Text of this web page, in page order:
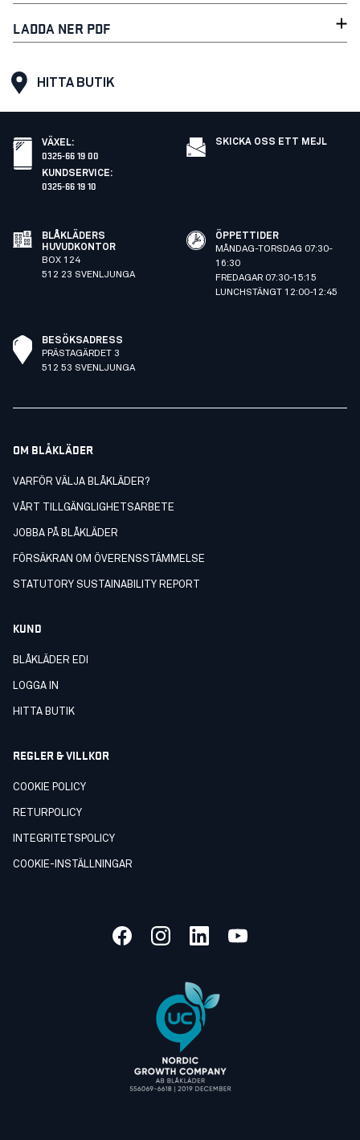
LADDA NER PDF
HITTA BUTIK
VÄXEL:
0325-66 19 00
KUNDSERVICE:
0325-66 19 10
SKICKA OSS ETT MEJL
BLÅKLÄDERS
HUVUDKONTOR
BOX 124
512 23 SVENLJUNGA
ÖPPETTIDER
MÅNDAG-TORSDAG 07:30-
16:30
FREDAGAR 07:30-15:15
LUNCHSTÄNGT 12:00-12:45
BESÖKSADRESS
PRÄSTAGÄRDET 3
512 53 SVENLJUNGA
OM BLÅKLÄDER
VARFÖR VÄLJA BLÅKLÄDER?
VÅRT TILLGÄNGLIGHETSARBETE
JOBBA PÅ BLÅKLÄDER
FÖRSÄKRAN OM ÖVERENSSTÄMMELSE
STATUTORY SUSTAINABILITY REPORT
KUND
BLÅKLÄDER EDI
LOGGA IN
HITTA BUTIK
REGLER & VILLKOR
COOKIE POLICY
RETURPOLICY
INTEGRITETSPOLICY
COOKIE-INSTÄLLNINGAR